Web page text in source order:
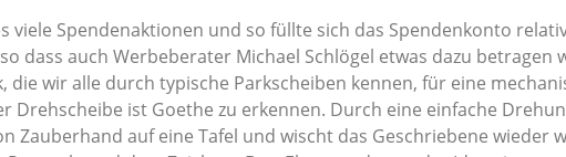
viele Spendenaktionen und so füllte sich das Spendenkonto
dass auch Werbeberater Michael Schlögel etwas dazu betragen
die wir alle durch typische Parkscheiben kennen, für eine
Drehscheibe ist Goethe zu erkennen. Durch eine einfache
Zauberhand auf eine Tafel und wischt das Geschriebene wieder